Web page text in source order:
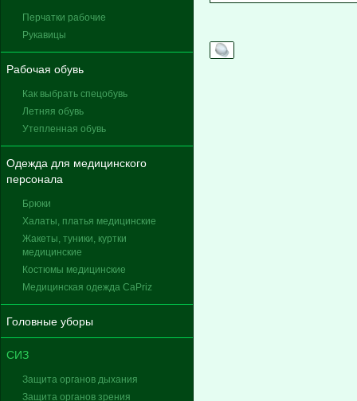
Перчатки рабочие
Рукавицы
Рабочая обувь
Как выбрать спецобувь
Летняя обувь
Утепленная обувь
Одежда для медицинского
персонала
Брюки
Халаты, платья медицинские
Жакеты, туники, куртки
медицинские
Костюмы медицинские
Медицинская одежда CaPriz
Головные уборы
СИЗ
Защита органов дыхания
Защита органов зрения